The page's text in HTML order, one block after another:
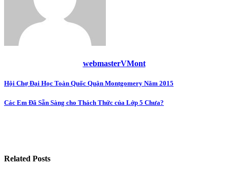
webmasterVMont
Post
navigation
Hội Chợ Đại Học Toàn Quốc Quận Montgomery Năm 2015
Các Em Đã Sẵn Sàng cho Thách Thức của Lớp 5 Chưa?
Related Posts